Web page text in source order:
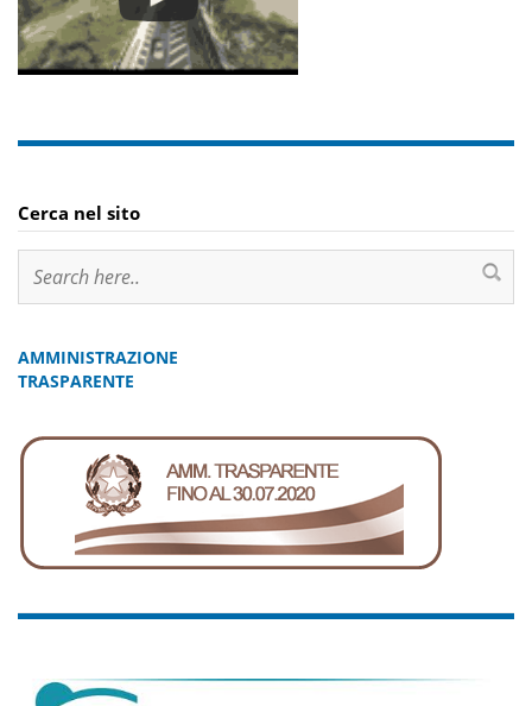
Cerca nel sito
AMMINISTRAZIONE
TRASPARENTE